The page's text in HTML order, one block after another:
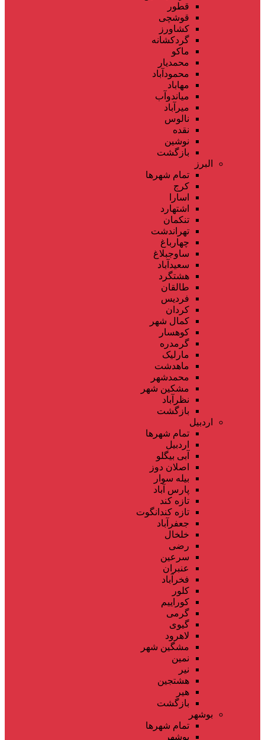
قطور
قوشچی
کشاورز
گردکشانه
ماکو
محمدیار
محمودآباد
مهاباد
میاندوآب
میرآباد
نالوس
نقده
نوشین
بازگشت
البرز
تمام شهر‌ها
کرج
اسارا
اشتهارد
تنکمان
تهراندشت
چهارباغ
ساوجبلاغ
سعیدآباد
هشتگرد
طالقان
فردیس
کردان
کمال شهر
کوهسار
گرمدره
مارلیک
ماهدشت
محمدشهر
مشکین شهر
نظرآباد
بازگشت
اردبیل
تمام شهر‌ها
اردبیل
آبی بیگلو
اصلان دوز
بیله سوار
پارس آباد
تازه کند
تازه کندانگوت
جعفرآباد
خلخال
رضی
سرعین
عنبران
فخرآباد
کلور
کوراییم
گرمی
گیوی
لاهرود
مشگین شهر
نمین
نیر
هشتجین
هیر
بازگشت
بوشهر
تمام شهر‌ها
بوشهر